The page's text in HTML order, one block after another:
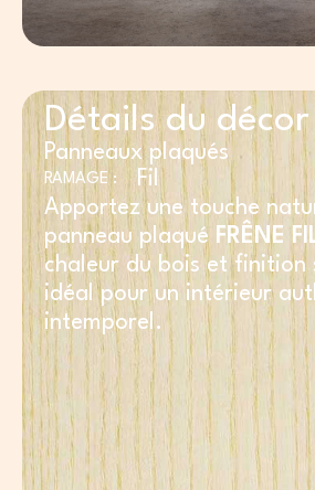
Détails du décor
Panneaux plaqués
RAMAGE :
Fil
Apportez une touche
panneau plaqué FRÊNE
chaleur du bois et finition
idéal pour un intérieur
intemporel.